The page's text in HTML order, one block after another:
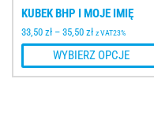
KUBEK BHP I MOJE IMIĘ
33,50 zł – 35,50 zł z VAT23%
WYBIERZ OPCJE